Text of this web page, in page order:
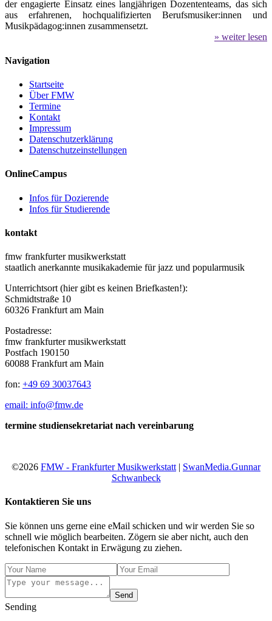
der engagierte Einsatz eines langjährigen Dozententeams, das sich
aus erfahrenen, hochqualifizierten Berufsmusiker:innen und
Musikpädagog:innen zusammensetzt.
» weiter lesen
Navigation
Startseite
Über FMW
Termine
Kontakt
Impressum
Datenschutzerklärung
Datenschutzeinstellungen
OnlineCampus
Infos für Dozierende
Infos für Studierende
kontakt
fmw frankfurter musikwerkstatt
staatlich anerkannte musikakademie für jazz und popularmusik
Unterrichtsort (hier gibt es keinen Briefkasten!):
Schmidtstraße 10
60326 Frankfurt am Main
Postadresse:
fmw frankfurter musikwerkstatt
Postfach 190150
60088 Frankfurt am Main
fon: +49 69 30037643
email: info@fmw.de
termine studiensekretariat nach vereinbarung
©2026 FMW - Frankfurter Musikwerkstatt | SwanMedia.Gunnar
Schwanbeck
Kontaktieren Sie uns
Sie können uns gerne eine eMail schicken und wir werden Sie so
schnell wie möglich bearbeiten. Zögern sie aber nicht, auch den
telefonischen Kontakt in Erwägung zu ziehen.
Send
Sending